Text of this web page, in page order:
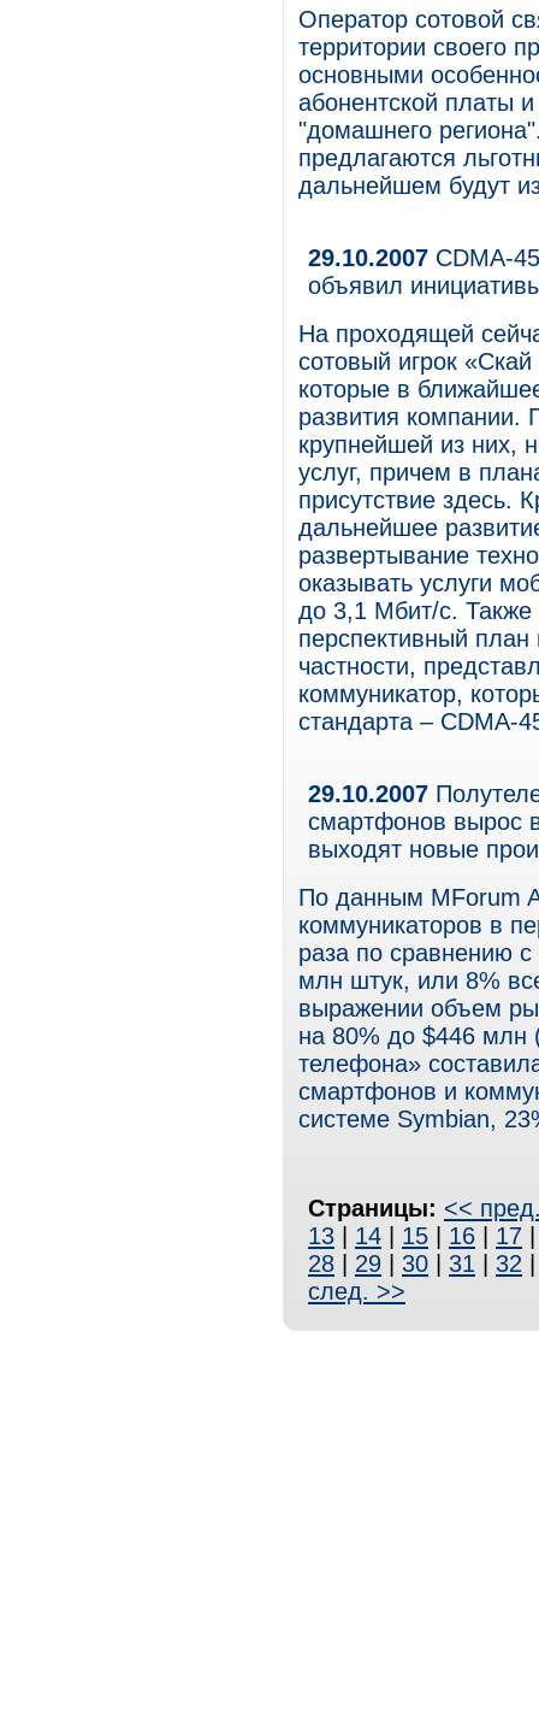
Оператор сотовой
территории своего
основными
абонентской платы
"домашнего
предлагаются
дальнейшем будут
29.10.2007 CDMA-
объявил
На проходящей
сотовый игрок
которые в
развития компании.
крупнейшей из них,
услуг, причем в
присутствие здесь.
дальнейшее
развертывание
оказывать услуги
до 3,1 Мбит/с. Также
перспективный
частности,
коммуникатор,
стандарта – CDMA-
29.10.2007
смартфонов вырос
выходят новые
По данным MForum
коммуникаторов в
раза по сравнению
млн штук, или 8%
выражении объем
на 80% до $446 млн
телефона»
смартфонов и
системе Symbian,
Страницы: <<
13
14 15 16 17
28
29 30 31 32
след. >>